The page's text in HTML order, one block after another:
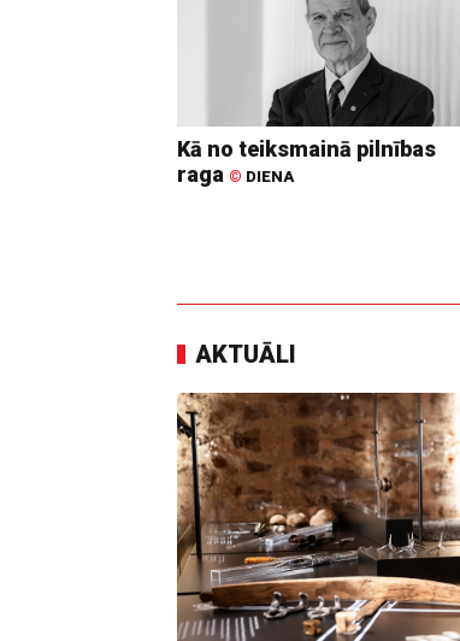
Kā no teiksmainā pilnības
raga © DIENA
AKTUĀLI